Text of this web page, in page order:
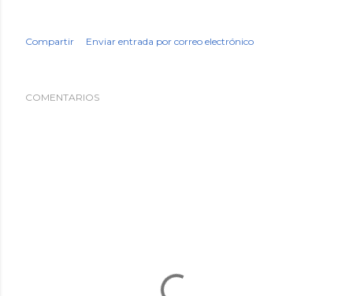
Compartir Enviar entrada por correo electrónico
COMENTARIOS